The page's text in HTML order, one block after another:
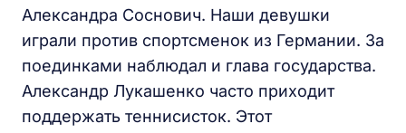
Александра Соснович. Наши девушки
играли против спортсменок из Германии. За
поединками наблюдал и глава государства.
Александр Лукашенко часто приходит
поддержать теннисисток. Этот